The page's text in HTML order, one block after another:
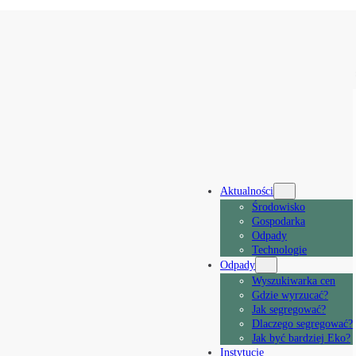
Aktualności
Środowisko
Gospodarka
Odpady
Technologie
Odpady
Wyszukiwarka cen
Gdzie wyrzucać?
Jak segregować?
Dlaczego segregować?
Jak być bardziej Eko?
Instytucje